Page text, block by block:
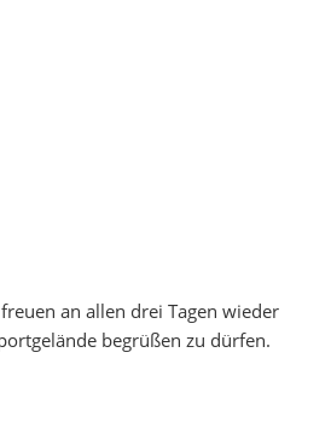
an allen drei Tagen wieder
begrüßen zu dürfen.